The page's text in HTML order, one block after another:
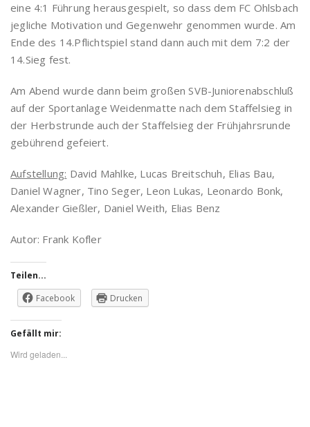
eine 4:1 Führung herausgespielt, so dass dem FC Ohlsbach
jegliche Motivation und Gegenwehr genommen wurde. Am
Ende des 14.Pflichtspiel stand dann auch mit dem 7:2 der
14.Sieg fest.
Am Abend wurde dann beim großen SVB-Juniorenabschluß
auf der Sportanlage Weidenmatte nach dem Staffelsieg in
der Herbstrunde auch der Staffelsieg der Frühjahrsrunde
gebührend gefeiert.
Aufstellung: David Mahlke, Lucas Breitschuh, Elias Bau,
Daniel Wagner, Tino Seger, Leon Lukas, Leonardo Bonk,
Alexander Gießler, Daniel Weith, Elias Benz
Autor: Frank Kofler
Teilen...
Facebook
Drucken
Gefällt mir:
Wird geladen...